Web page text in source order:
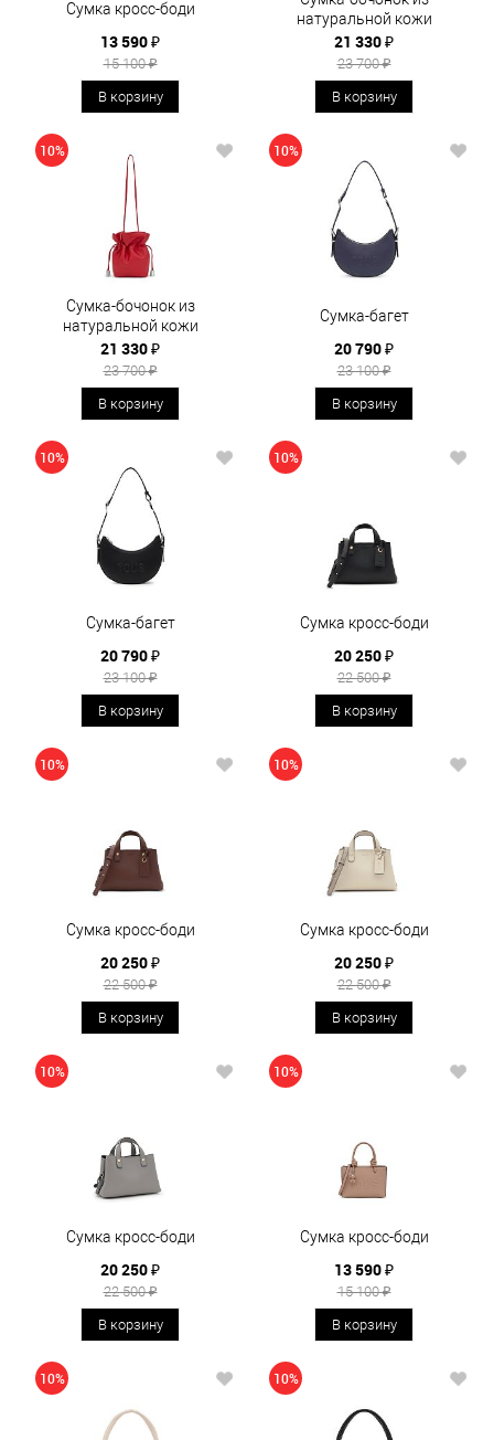
Сумка кросс-боди
13 590 ₽
15 100 ₽
В корзину
натуральной кожи
21 330 ₽
23 700 ₽
В корзину
10%
Сумка-бочонок из
натуральной кожи
21 330 ₽
23 700 ₽
В корзину
10%
Сумка-багет
20 790 ₽
23 100 ₽
В корзину
10%
Сумка-багет
20 790 ₽
23 100 ₽
В корзину
10%
Сумка кросс-боди
20 250 ₽
22 500 ₽
В корзину
10%
Сумка кросс-боди
20 250 ₽
22 500 ₽
В корзину
10%
Сумка кросс-боди
20 250 ₽
22 500 ₽
В корзину
10%
Сумка кросс-боди
20 250 ₽
22 500 ₽
В корзину
10%
Сумка кросс-боди
13 590 ₽
15 100 ₽
В корзину
10% 10%